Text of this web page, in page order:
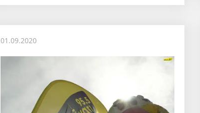
01.09.2020